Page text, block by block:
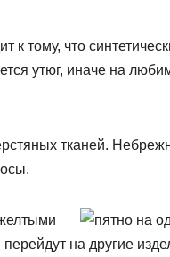
к тому, что
утюг, иначе на
тканей.
на другие